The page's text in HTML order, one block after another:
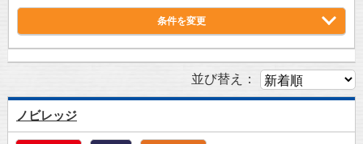
条件を変更
並び替え：
ノビレッジ